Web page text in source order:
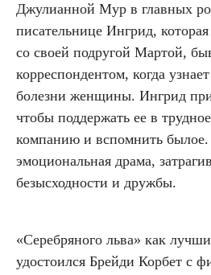
Джулианной Мур в главных
писательнице Ингрид, которая
со своей подругой Мартой,
корреспондентом, когда
болезни женщины. Ингрид
чтобы поддержать ее в
компанию и вспомнить
эмоциональная драма,
безысходности и дружбы.
«Серебряного льва» как
удостоился Брейди Корбет с